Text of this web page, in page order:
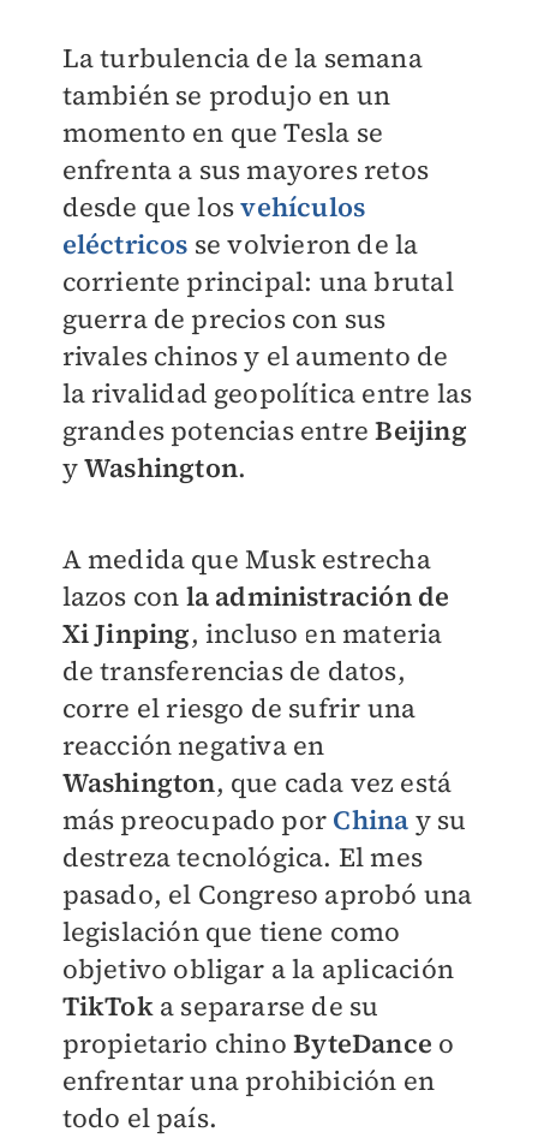
La turbulencia de la semana
también se produjo en un
momento en que Tesla se
enfrenta a sus mayores retos
desde que losvehículos
eléctricos se volvieron de la
corriente principal: una brutal
guerra de precios con sus
rivales chinos y el aumento de
la rivalidad geopolítica entre las
grandes potencias entreBeijing
yWashington.
A medida que Musk estrecha
lazos con la administración de
Xi Jinping, incluso en materia
de transferencias de datos,
corre el riesgo de sufrir una
reacción negativa en
Washington, que cada vez está
más preocupado por China y su
destreza tecnológica. El mes
pasado, el Congreso aprobó una
legislación que tiene como
objetivo obligar a la aplicación
TikToka separarse de su
propietario chinoByteDance o
enfrentar una prohibición en
todo el país.